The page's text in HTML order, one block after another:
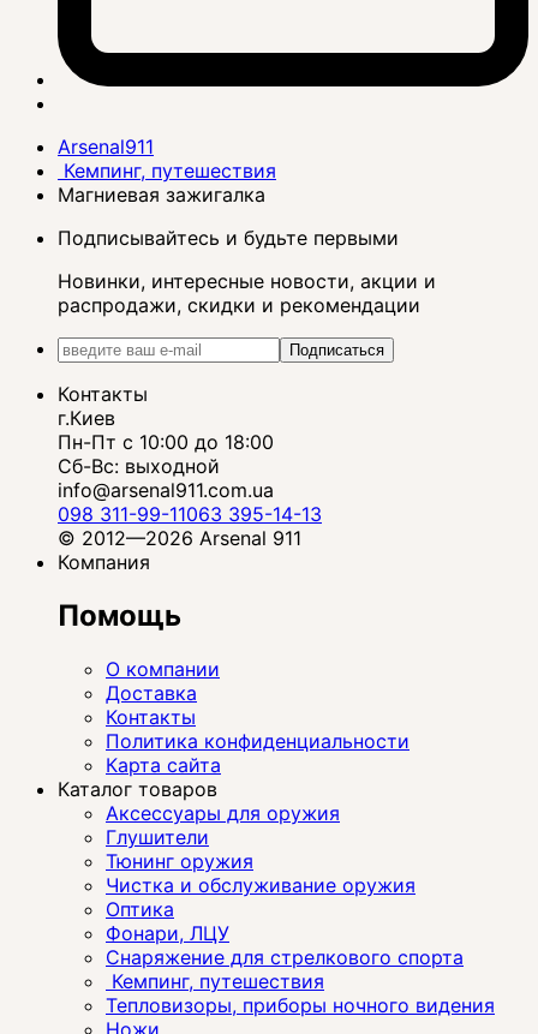
Arsenal911
Кемпинг, путешествия
Магниевая зажигалка
Подписывайтесь и будьте первыми
Новинки, интересные новости, акции и
распродажи, скидки и рекомендации
Подписаться
Контакты
г.Киев
Пн-Пт с 10:00 до 18:00
Сб-Вс: выходной
info@arsenal911.com.ua
098 311-99-11063 395-14-13
© 2012—2026 Arsenal 911
Компания
Помощь
О компании
Доставка
Контакты
Политика конфиденциальности
Карта сайта
Каталог товаров
Аксессуары для оружия
Глушители
Тюнинг оружия
Чистка и обслуживание оружия
Оптика
Фонари, ЛЦУ
Снаряжение для стрелкового спорта
Кемпинг, путешествия
Тепловизоры, приборы ночного видения
Ножи